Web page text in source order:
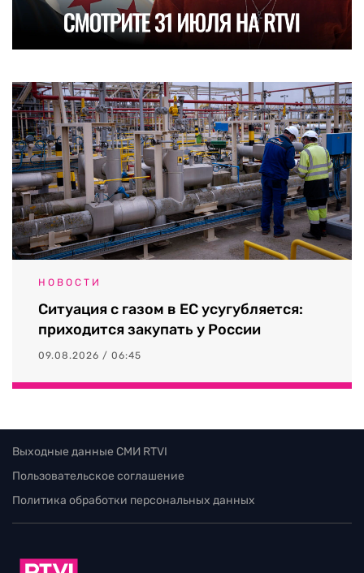
НОВОСТИ
Ситуация с газом в ЕС усугубляется:
приходится закупать у России
09.08.2026 / 06:45
Выходные данные СМИ RTVI
Пользовательское соглашение
Политика обработки персональных данных